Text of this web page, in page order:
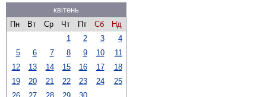
квітень
Пн
Вт Ср Чт Пт Сб
Нд
1
2 3
4
5
6 7 8 9 10
11
12
13 14 15 16 17
18
19
20 21 22 23 24
25